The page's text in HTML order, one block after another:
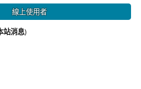
線上使用者
站消息)